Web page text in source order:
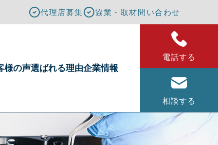
代理店募集 協業・取材問い合わせ
様の声選ばれる理由企業情報
電話する
相談する